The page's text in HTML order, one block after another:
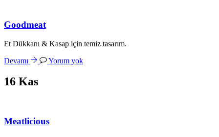
Goodmeat
Et Dükkanı & Kasap için temiz tasarım.
Devamı Yorum yok
16 Kas
Meatlicious